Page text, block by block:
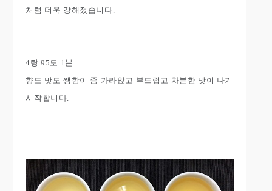
처럼 더욱 강해졌습니다.
4탕 95도 1분
향도 맛도 쨍함이 좀 가라앉고 부드럽고 차분한 맛이 나기
시작합니다.